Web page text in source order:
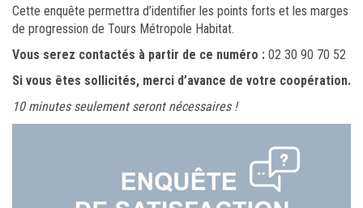
Cette enquête permettra d’identifier les points forts et les marges
de progression de Tours Métropole Habitat.
Vous serez contactés à partir de ce numéro : 02 30 90 70 52
Si vous êtes sollicités, merci d’avance de votre coopération.
10 minutes seulement seront nécessaires !